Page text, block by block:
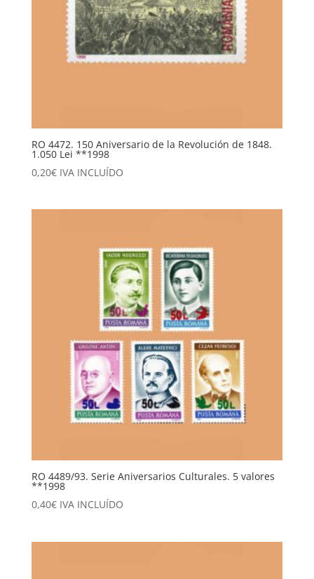
RO 4472. 150 Aniversario de la Revolución de 1848.
1.050 Lei **1998
0,20€ IVA INCLUÍDO
RO 4489/93. Serie Aniversarios Culturales. 5 valores
**1998
0,40€ IVA INCLUÍDO